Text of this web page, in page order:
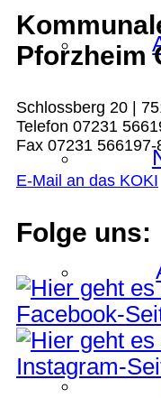
Pforzheim
Schlossberg 20 |
Telefon 07231
Fax 07231 566197-
E-Mail an das KOKI
Folge uns: